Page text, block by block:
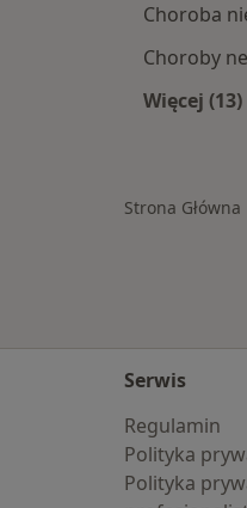
Choroba
Choroby
Więcej (13)
Strona Główna
Serwis
Regulamin
Polityka
Polityka